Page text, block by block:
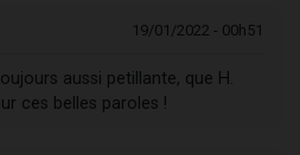
19/01/2022 - 00h51
aussi petillante, que H.
ces belles paroles !